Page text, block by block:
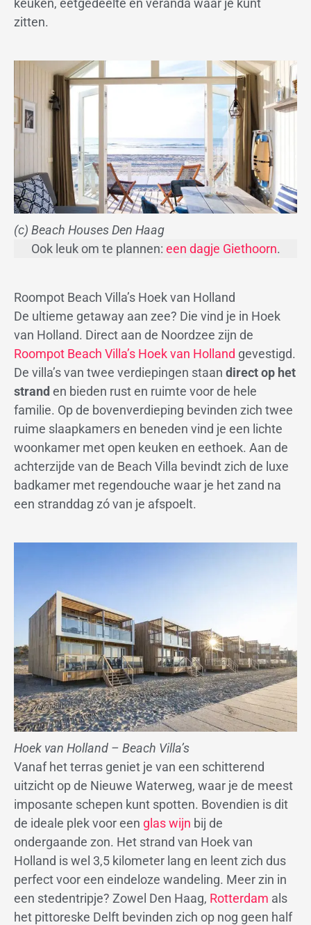
zitten.
(c) Beach Houses Den Haag
Ook leuk om te plannen: een dagje Giethoorn.
Roompot Beach Villa’s Hoek van Holland
De ultieme getaway aan zee? Die vind je in Hoek
van Holland. Direct aan de Noordzee zijn de
Roompot Beach Villa’s Hoek van Holland gevestigd.
De villa’s van twee verdiepingen staan direct op het
strand en bieden rust en ruimte voor de hele
familie. Op de bovenverdieping bevinden zich twee
ruime slaapkamers en beneden vind je een lichte
woonkamer met open keuken en eethoek. Aan de
achterzijde van de Beach Villa bevindt zich de luxe
badkamer met regendouche waar je het zand na
een stranddag zó van je afspoelt.
Hoek van Holland – Beach Villa’s
Vanaf het terras geniet je van een schitterend
uitzicht op de Nieuwe Waterweg, waar je de meest
imposante schepen kunt spotten. Bovendien is dit
de ideale plek voor een glas wijn bij de
ondergaande zon. Het strand van Hoek van
Holland is wel 3,5 kilometer lang en leent zich dus
perfect voor een eindeloze wandeling. Meer zin in
een stedentripje? Zowel Den Haag, Rotterdam als
het pittoreske Delft bevinden zich op nog geen half